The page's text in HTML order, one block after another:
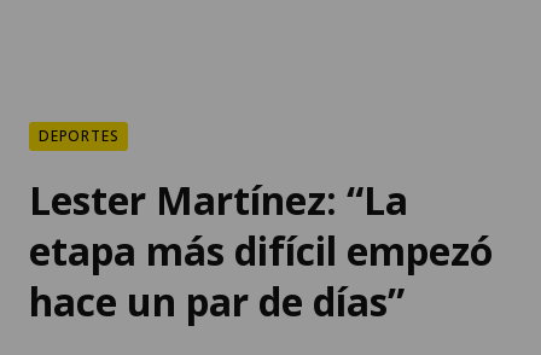
DEPORTES
Lester Martínez: “La
etapa más difícil empezó
hace un par de días”